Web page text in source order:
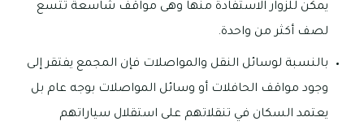
يمكن للزوار الاستفادة منها وهى مواقف شاسعة تتسع
لصف أكثر من واحدة.
بالنسبة لوسائل النقل والمواصلات فإن المجمع يفتقر إلى
وجود مواقف الحافلات أو وسائل المواصلات بوجه عام بل
يعتمد السكان في تنقلاتهم على استقلال سياراتهم